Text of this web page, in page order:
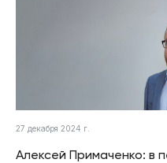
27 декабря 2024 г.
Алексей Примаченко: в